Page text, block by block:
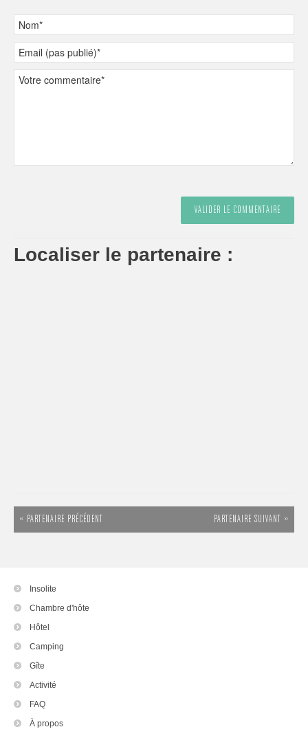
Localiser le partenaire :
« PARTENAIRE PRÉCÉDENT PARTENAIRE SUIVANT »
Insolite
Chambre d'hôte
Hôtel
Camping
Gîte
Activité
FAQ
À propos